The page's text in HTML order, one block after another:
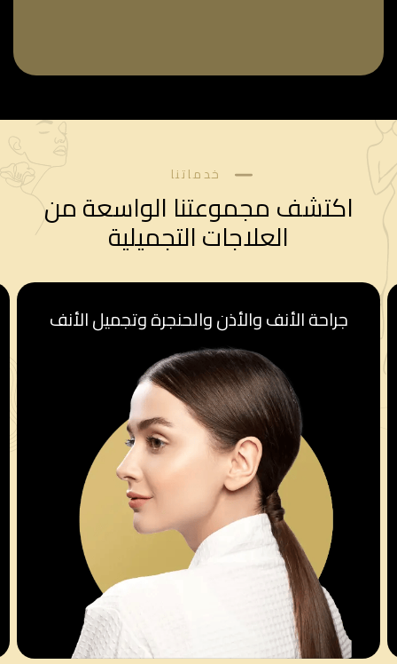
خدماتنا
اكتشف مجموعتنا الواسعة من
العلاجات التجميلية
قسم أمراض النساء والولادة